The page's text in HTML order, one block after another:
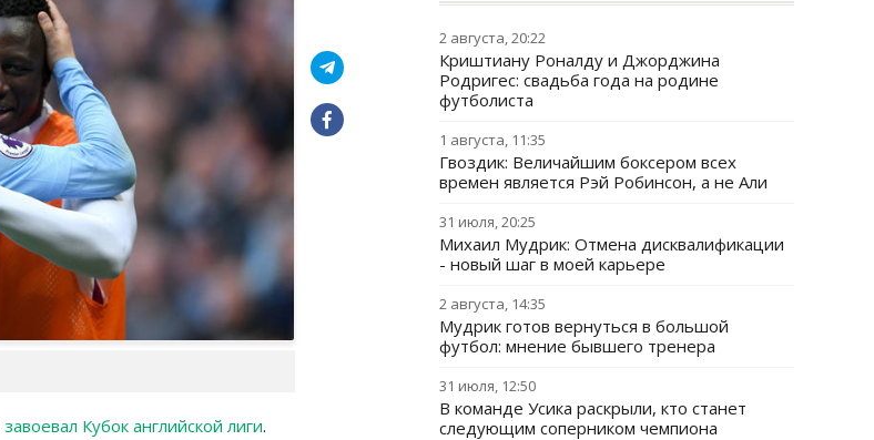
завоевал Кубок английской лиги.
2 августа, 20:22
Криштиану Роналду и Джорджина
Родригес: свадьба года на родине
футболиста
1 августа, 11:35
Гвоздик: Величайшим боксером всех
времен является Рэй Робинсон, а не Али
31 июля, 20:25
Михаил Мудрик: Отмена дисквалификации
- новый шаг в моей карьере
2 августа, 14:35
Мудрик готов вернуться в большой
футбол: мнение бывшего тренера
31 июля, 12:50
В команде Усика раскрыли, кто станет
следующим соперником чемпиона